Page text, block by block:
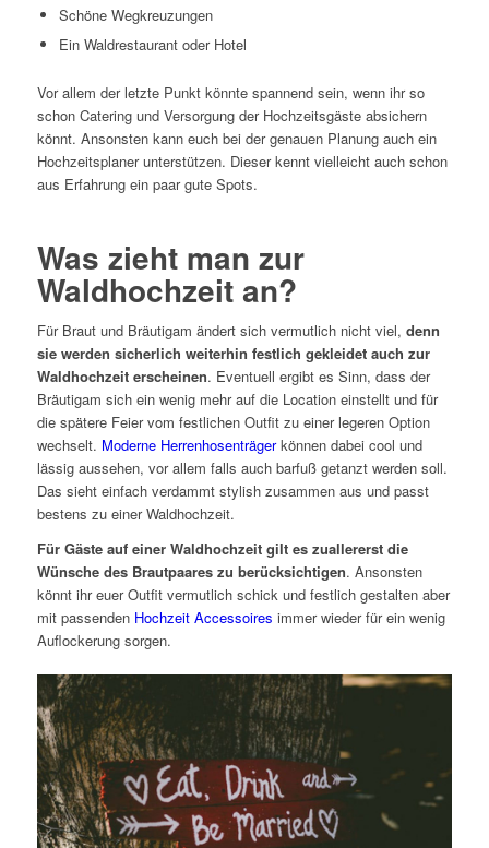
Schöne Wegkreuzungen
Ein Waldrestaurant oder Hotel
Vor allem der letzte Punkt könnte spannend sein, wenn ihr so
schon Catering und Versorgung der Hochzeitsgäste absichern
könnt. Ansonsten kann euch bei der genauen Planung auch ein
Hochzeitsplaner unterstützen. Dieser kennt vielleicht auch schon
aus Erfahrung ein paar gute Spots.
Was zieht man zur
Waldhochzeit an?
Für Braut und Bräutigam ändert sich vermutlich nicht viel, denn
sie werden sicherlich weiterhin festlich gekleidet auch zur
Waldhochzeit erscheinen. Eventuell ergibt es Sinn, dass der
Bräutigam sich ein wenig mehr auf die Location einstellt und für
die spätere Feier vom festlichen Outfit zu einer legeren Option
wechselt. Moderne Herrenhosenträgerkönnen dabei cool und
lässig aussehen, vor allem falls auch barfuß getanzt werden soll.
Das sieht einfach verdammt stylish zusammen aus und passt
bestens zu einer Waldhochzeit.
Für Gäste auf einer Waldhochzeit gilt es zuallererst die
Wünsche des Brautpaares zu berücksichtigen. Ansonsten
könnt ihr euer Outfit vermutlich schick und festlich gestalten aber
mit passenden Hochzeit Accessoires immer wieder für ein wenig
Auflockerung sorgen.